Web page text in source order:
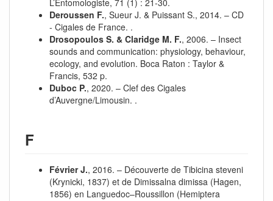
L’Entomologiste, 71 (1) : 21‑30.
Deroussen F., Sueur J. & Puissant S., 2014. – CD
- Cigales de France. .
Drosopoulos S. & Claridge M. F., 2006. – Insect
sounds and communication: physiology, behaviour,
ecology, and evolution. Boca Raton : Taylor &
Francis, 532 p.
Duboc P., 2020. – Clef des Cigales
d’Auvergne/Limousin. .
F
Février J., 2016. – Découverte de Tibicina steveni
(Krynicki, 1837) et de Dimissalna dimissa (Hagen,
1856) en Languedoc–Roussillon (Hemiptera